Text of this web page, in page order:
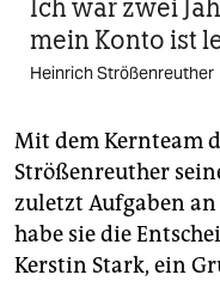
Ich war zwei
mein Konto ist
Heinrich Strößenreuther
Mit dem Kernteam
Strößenreuther
zuletzt Aufgaben
habe sie die
Kerstin Stark, ein